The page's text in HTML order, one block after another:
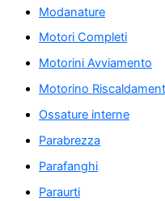
Modanature
Motori Completi
Motorini Avviamento
Motorino
Ossature interne
Parabrezza
Parafanghi
Paraurti